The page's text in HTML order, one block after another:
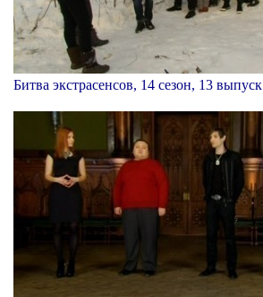
Битва экстрасенсов, 14 сезон, 13 выпуск